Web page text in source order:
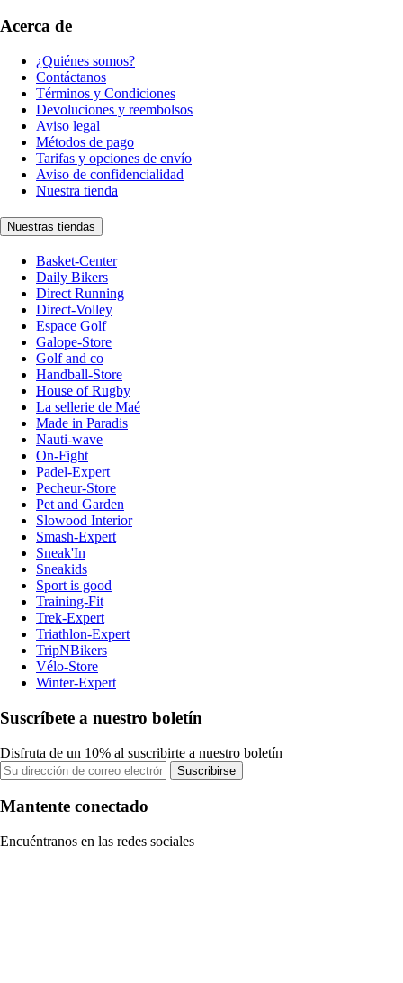
Acerca de
¿Quiénes somos?
Contáctanos
Términos y Condiciones
Devoluciones y reembolsos
Aviso legal
Métodos de pago
Tarifas y opciones de envío
Aviso de confidencialidad
Nuestra tienda
Nuestras tiendas
Basket-Center
Daily Bikers
Direct Running
Direct-Volley
Espace Golf
Galope-Store
Golf and co
Handball-Store
House of Rugby
La sellerie de Maé
Made in Paradis
Nauti-wave
On-Fight
Padel-Expert
Pecheur-Store
Pet and Garden
Slowood Interior
Smash-Expert
Sneak'In
Sneakids
Sport is good
Training-Fit
Trek-Expert
Triathlon-Expert
TripNBikers
Vélo-Store
Winter-Expert
Suscríbete a nuestro boletín
Disfruta de un 10% al suscribirte a nuestro boletín
Suscribirse
Mantente conectado
Encuéntranos en las redes sociales